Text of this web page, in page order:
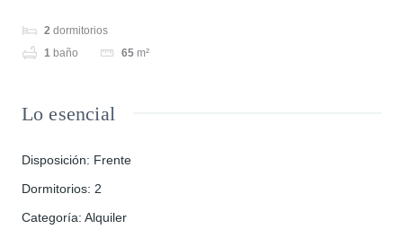
2 dormitorios
1 baño 65 m²
Lo esencial
Disposición: Frente
Dormitorios: 2
Categoría: Alquiler